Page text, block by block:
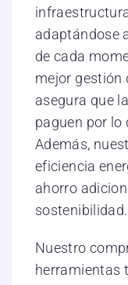
adaptándose
de cada
mejor gestión
asegura que
paguen por lo
Además,
eficiencia
ahorro
sostenibilidad.
Nuestro
herramientas